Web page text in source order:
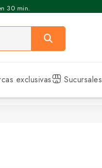
30 min.
exclusivas Sucursales